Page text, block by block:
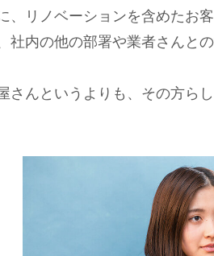
、リノベーションを含めたお
社内の他の部署や業者さんと
さんというよりも、その方ら